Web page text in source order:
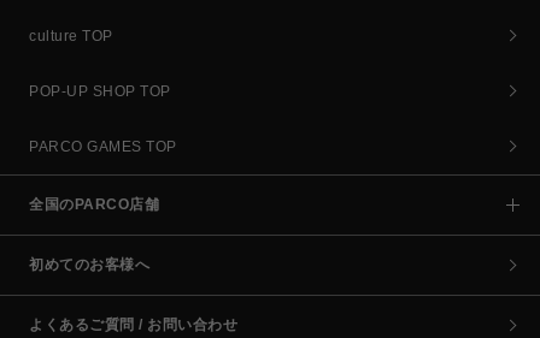
culture TOP
POP-UP SHOP TOP
PARCO GAMES TOP
全国のPARCO店舗
初めてのお客様へ
よくあるご質問 / お問い合わせ